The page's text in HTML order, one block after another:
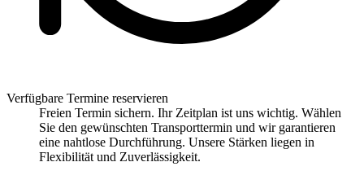
Verfügbare Termine reservieren
Freien Termin sichern. Ihr Zeitplan ist uns wichtig. Wählen
Sie den gewünschten Transporttermin und wir garantieren
eine nahtlose Durchführung. Unsere Stärken liegen in
Flexibilität und Zuverlässigkeit.